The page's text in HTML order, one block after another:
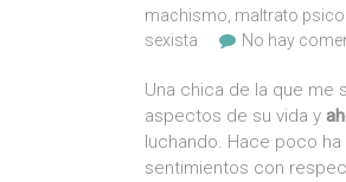
machismo maltrato
sexista
No hay
Una chica de la que me
aspectos de su vida y
luchando. Hace poco
sentimientos con